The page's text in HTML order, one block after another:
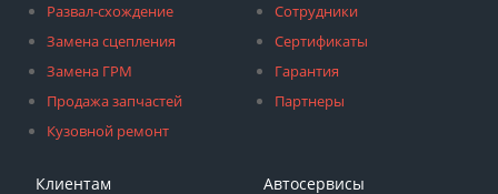
Развал-схождение
Замена сцепления
Замена ГРМ
Продажа запчастей
Кузовной ремонт
Сотрудники
Сертификаты
Гарантия
Партнеры
Клиентам Автосервисы